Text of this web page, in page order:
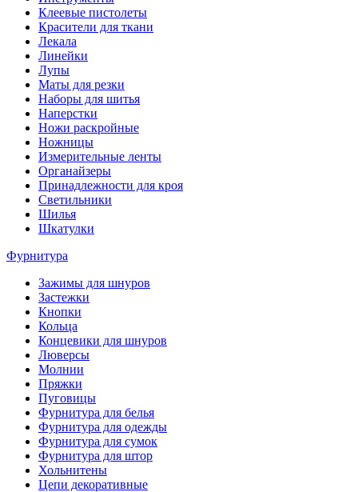
Клеевые пистолеты
Красители для ткани
Лекала
Линейки
Лупы
Маты для резки
Наборы для шитья
Наперстки
Ножи раскройные
Ножницы
Измерительные ленты
Органайзеры
Принадлежности для кроя
Светильники
Шилья
Шкатулки
Фурнитура
Зажимы для шнуров
Застежки
Кнопки
Кольца
Концевики для шнуров
Люверсы
Молнии
Пряжки
Пуговицы
Фурнитура для белья
Фурнитура для одежды
Фурнитура для сумок
Фурнитура для штор
Хольнитены
Цепи декоративные